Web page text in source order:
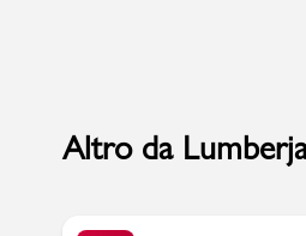
Altro da